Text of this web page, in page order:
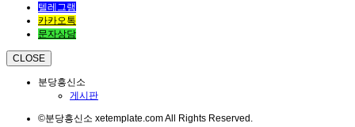
텔레그램
카카오톡
문자상담
CLOSE
분당흥신소
게시판
©분당흥신소 xetemplate.com All Rights Reserved.